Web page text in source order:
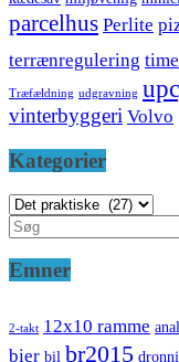
parcelhus Perlite
terrænregulering
Træfældning udgravning
vinterbyggeri Volvo
Kategorier
Kategorier
Emner
2-takt 12x10 ramme
bier bil br2015